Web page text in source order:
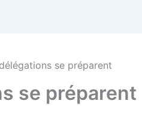
se préparent
se préparent